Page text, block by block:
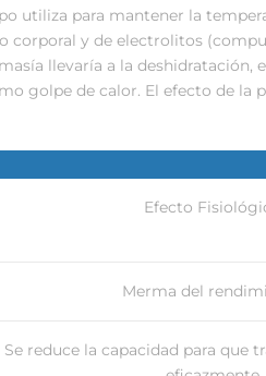
utiliza para mantener la
corporal y de electrolitos
llevaría a la deshidratación,
golpe de calor. El efecto de la
Efecto
Merma del
Se reduce la capacidad para que